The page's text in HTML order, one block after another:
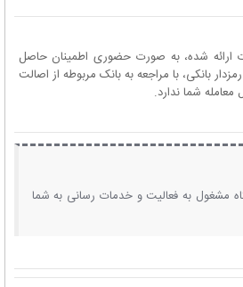
ارائه شده، به صورت حضوری اطمینان حاصل
بانکی، با مراجعه به بانک مربوطه از اصالت
شما ندارد.
مشغول به فعالیت و خدمات رسانی به شما